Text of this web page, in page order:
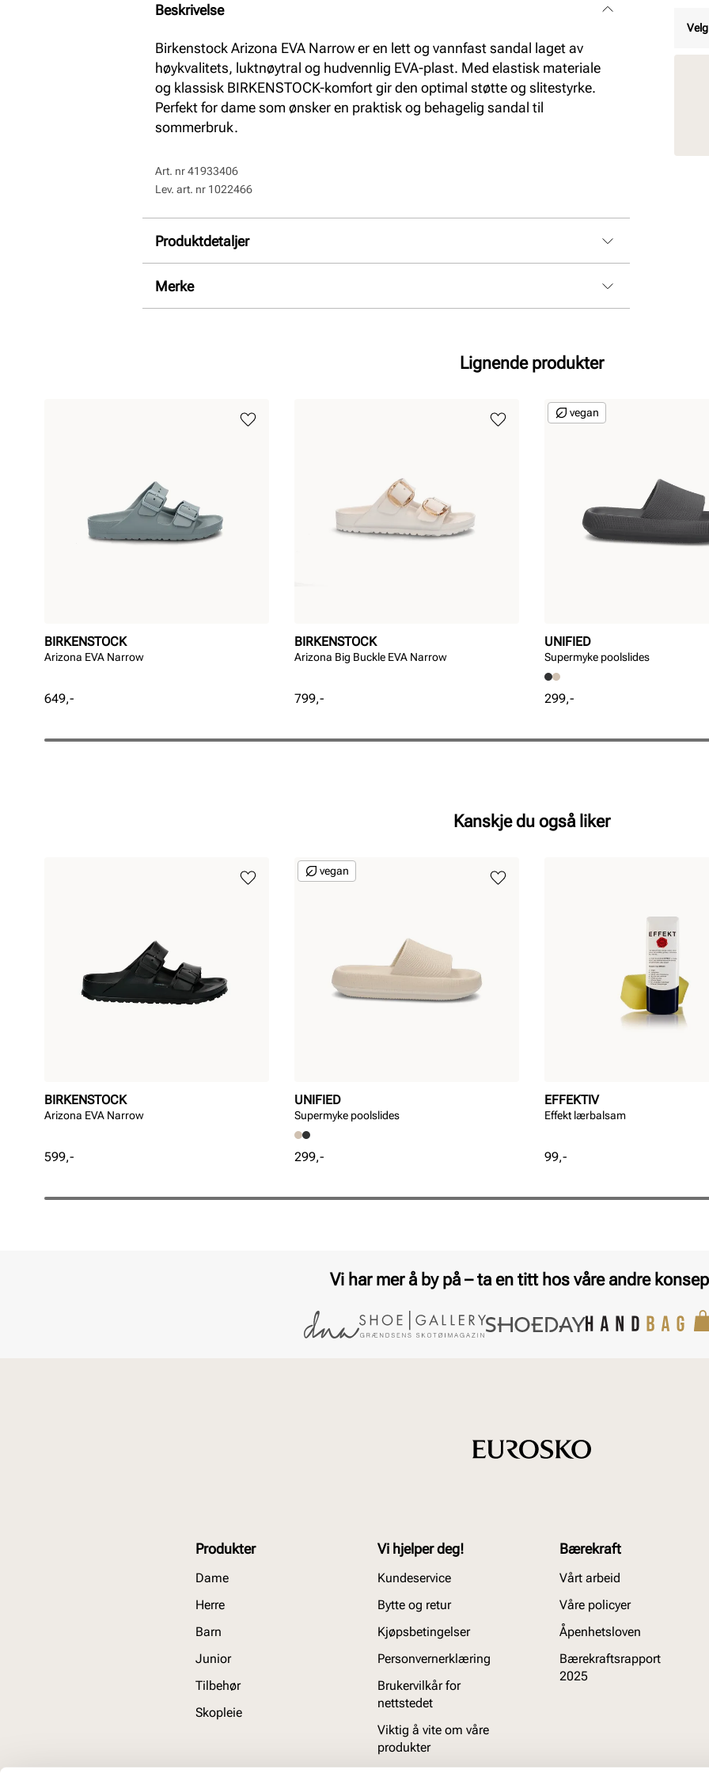
Beskrivelse
Birkenstock Arizona EVA Narrow er en lett og vannfast sandal laget av
høykvalitets, luktnøytral og hudvennlig EVA-plast. Med elastisk materiale
og klassisk BIRKENSTOCK-komfort gir den optimal støtte og slitestyrke.
Perfekt for dame som ønsker en praktisk og behagelig sandal til
sommerbruk.
Art. nr41933406
Lev. art. nr 1022466
Produktdetaljer
Overdel:
Merke
Lignende produkter
BIRKENSTOCK
Arizona EVA Narrow
Pris
649,-
BIRKENSTOCK
Arizona Big Buckle EVA Narrow
Pris
799,-
UNIFIED
Supermyke poolslides
Pris
299,-
vegan
Kanskje du også liker
BIRKENSTOCK
Arizona EVA Narrow
Pris
599,-
UNIFIED
Supermyke poolslides
Pris
299,-
vegan
EFFEKTIV
Effekt lærbalsam
Pris
99,-
Vi har mer å by på – ta en titt hos våre andre
Produkter
Dame
Herre
Barn
Junior
Tilbehør
Skopleie
Vi hjelper deg!
Kundeservice
Bytte og retur
Kjøpsbetingelser
Personvernerklæring
Brukervilkår for
nettstedet
Viktig å vite om våre
produkter
Bærekraft
Vårt arbeid
Våre policyer
Åpenhetsloven
Bærekraftsrapport
2025